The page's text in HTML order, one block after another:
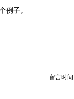
例子。
留言时间